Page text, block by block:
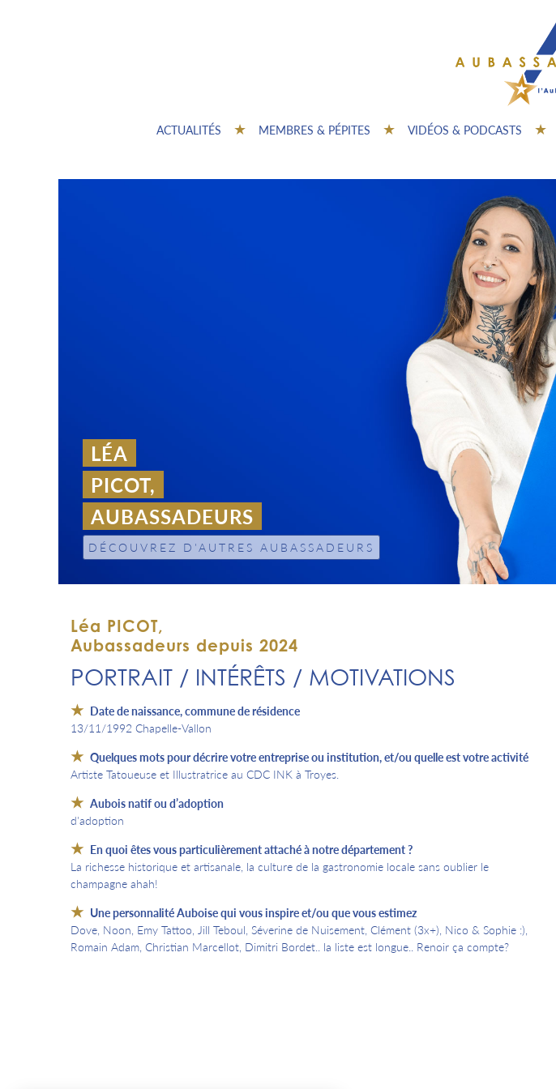
ACTUALITÉS MEMBRES & PÉPITES VIDÉOS & PODCASTS
LÉA
PICOT,
AUBASSADEURS
DÉCOUVREZ D'AUTRES AUBASSADEURS
Léa PICOT,
Aubassadeurs depuis 2024
PORTRAIT / INTÉRÊTS / MOTIVATIONS
Date de naissance, commune de résidence
13/11/1992 Chapelle-Vallon
Quelques mots pour décrire votre entreprise ou institution, et/ou quelle est votre activité
Artiste Tatoueuse et Illustratrice au CDC INK à Troyes.
Aubois natif ou d’adoption
d'adoption
En quoi êtes vous particulièrement attaché à notre département ?
La richesse historique et artisanale, la culture de la gastronomie locale sans oublier le
champagne ahah!
Une personnalité Auboise qui vous inspire et/ou que vous estimez
Dove, Noon, Emy Tattoo, Jill Teboul, Séverine de Nuisement, Clément (3x+), Nico & Sophie :),
Romain Adam, Christian Marcellot, Dimitri Bordet.. la liste est longue.. Renoir ça compte?